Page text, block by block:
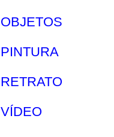
OBJETOS
PINTURA
RETRATO
VÍDEO